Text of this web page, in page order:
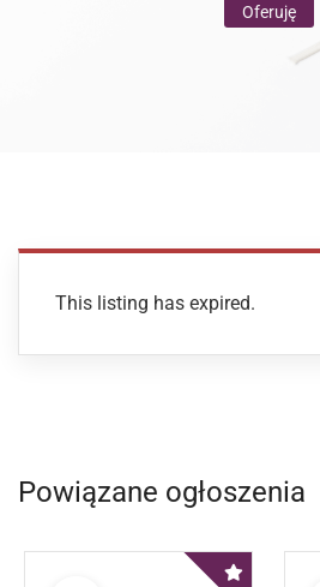
Oferuję
This listing has expired.
Powiązane ogłoszenia